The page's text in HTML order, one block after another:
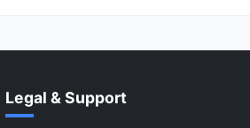
Legal & Support